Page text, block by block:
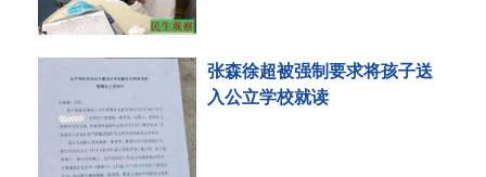
张森徐超被强制要求将孩子送
入公立学校就读